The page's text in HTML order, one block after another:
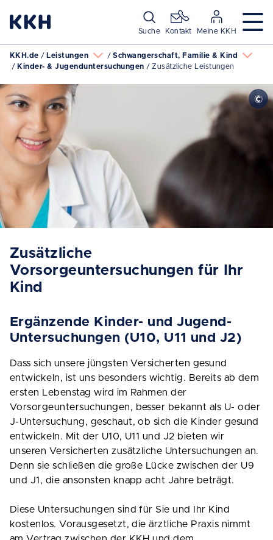
Suche Kontakt Meine KKH
KKH.de Leistungen
Schwangerschaft, Familie & Kind
Kinder- & Jugenduntersuchungen
Zusätzliche Leistungen
Zusätzliche
Vorsorgeuntersuchungen für Ihr
Kind
Ergänzende Kinder- und Jugend-
Untersuchungen (U10, U11 und J2)
Dass sich unsere jüngsten Versicherten gesund
entwickeln, ist uns besonders wichtig. Bereits ab dem
ersten Lebenstag wird im Rahmen der
Vorsorgeuntersuchungen, besser bekannt als U- oder
J-Untersuchung, geschaut, ob sich die Kinder gesund
entwickeln. Mit der U10, U11 und J2 bieten wir
unseren Versicherten zusätzliche Untersuchungen an.
Denn sie schließen die große Lücke zwischen der U9
und J1, die ansonsten knapp acht Jahre beträgt.
Diese Untersuchungen sind für Sie und Ihr Kind
kostenlos. Vorausgesetzt, die ärztliche Praxis nimmt